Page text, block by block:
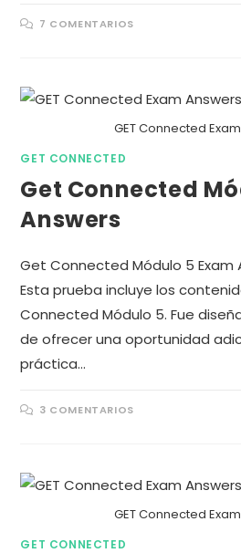
7 COMENTARIOS
GET Connected
GET CONNECTED
Get Connected
Answers
Get Connected Módulo 5 Exam
Esta prueba incluye los
Connected Módulo 5. Fue
de ofrecer una oportunidad
práctica…
3 COMENTARIOS
GET Connected
GET CONNECTED